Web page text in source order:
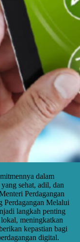
dalam
sehat, adil, dan
Perdagangan
Perdagangan Melalui
langkah penting
meningkatkan
kepastian bagi
digital.